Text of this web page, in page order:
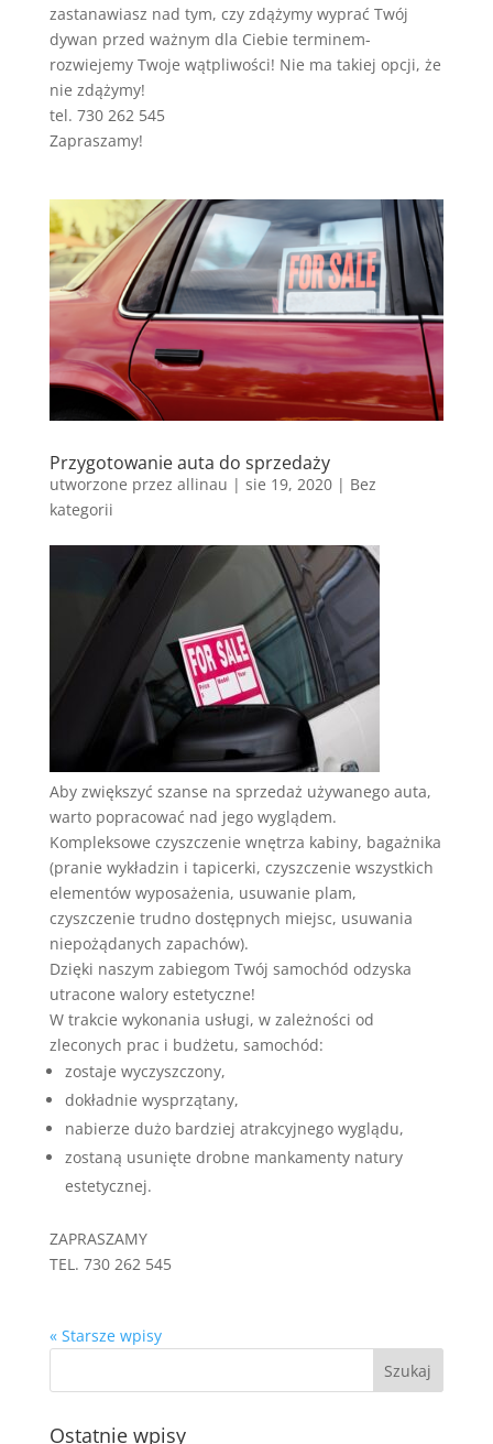
zastanawiasz nad tym, czy zdążymy wyprać Twój
dywan przed ważnym dla Ciebie terminem-
rozwiejemy Twoje wątpliwości! Nie ma takiej opcji, że
nie zdążymy!
tel. 730 262 545
Zapraszamy!
Przygotowanie auta do sprzedaży
utworzone przez allinau | sie 19, 2020| Bez
kategorii
Aby zwiększyć szanse na sprzedaż używanego auta,
warto popracować nad jego wyglądem.
Kompleksowe czyszczenie wnętrza kabiny, bagażnika
(pranie wykładzin i tapicerki, czyszczenie wszystkich
elementów wyposażenia, usuwanie plam,
czyszczenie trudno dostępnych miejsc, usuwania
niepożądanych zapachów).
Dzięki naszym zabiegom Twój samochód odzyska
utracone walory estetyczne!
W trakcie wykonania usługi, w zależności od
zleconych prac i budżetu, samochód:
zostaje wyczyszczony,
dokładnie wysprzątany,
nabierze dużo bardziej atrakcyjnego wyglądu,
zostaną usunięte drobne mankamenty natury
estetycznej.
ZAPRASZAMY
TEL. 730 262 545
« Starsze wpisy
Ostatnie wpisy